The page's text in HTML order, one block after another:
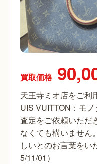
買取価格
天王寺ミオ店をご利
UIS VUITTON：モ
査定をご依頼いただ
なくても構いません
しいとのお言葉をい
5/11/01）